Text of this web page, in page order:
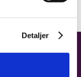
Detaljer